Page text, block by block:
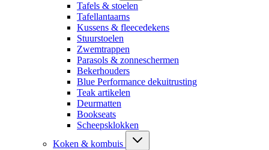
Tafels & stoelen
Tafellantaarns
Kussens & fleecedekens
Stuurstoelen
Zwemtrappen
Parasols & zonneschermen
Bekerhouders
Blue Performance dekuitrusting
Teak artikelen
Deurmatten
Bookseats
Scheepsklokken
Koken & kombuis